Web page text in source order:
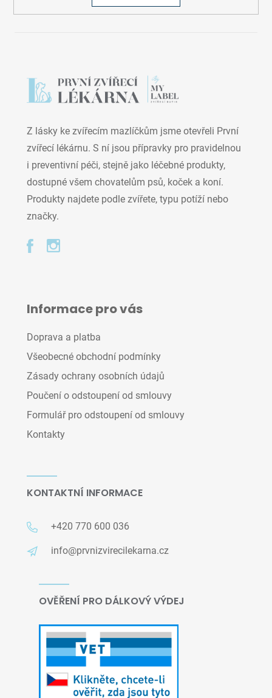
Z lásky ke zvířecím mazlíčkům jsme otevřeli První
zvířecí lékárnu. S ní jsou přípravky pro pravidelnou
i preventivní péči, stejně jako léčebné produkty,
dostupné všem chovatelům psů, koček a koní.
Produkty najdete podle zvířete, typu potíží nebo
značky.
Informace pro vás
Doprava a platba
Všeobecné obchodní podmínky
Zásady ochrany osobních údajů
Poučení o odstoupení od smlouvy
Formulář pro odstoupení od smlouvy
Kontakty
KONTAKTNÍ INFORMACE
+420 770 600 036
info@prvnizvirecilekarna.cz
OVĚŘENÍ PRO DÁLKOVÝ VÝDEJ